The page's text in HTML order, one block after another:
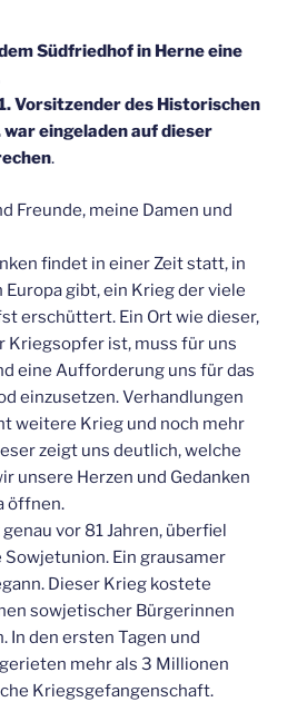
Südfriedhof in Herne eine
Vorsitzender des Historischen
war eingeladen auf dieser
.
Freunde, meine Damen und
findet in einer Zeit statt, in
gibt, ein Krieg der viele
erschüttert. Ein Ort wie dieser,
Kriegsopfer ist, muss für uns
eine Aufforderung uns für das
einzusetzen. Verhandlungen
weitere Krieg und noch mehr
zeigt uns deutlich, welche
unsere Herzen und Gedanken
öffnen.
vor 81 Jahren, überfiel
Ein grausamer
Dieser Krieg kostete
sowjetischer Bürgerinnen
In den ersten Tagen und
mehr als 3 Millionen
Kriegsgefangenschaft.